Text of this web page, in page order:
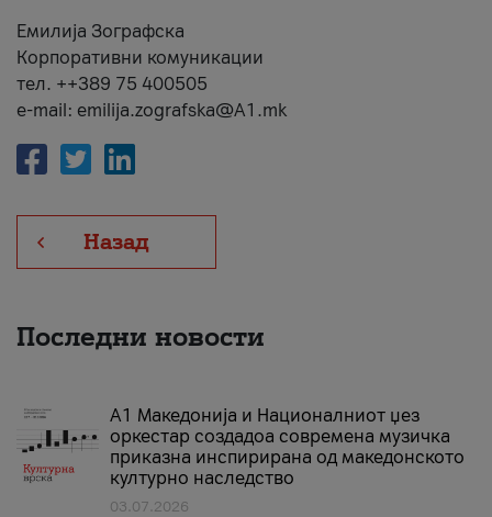
Емилија Зографска
Корпоративни комуникации
тел. ++389 75 400505
e-mail: emilija.zografska@A1.mk
Назад
Последни новости
А1 Македонија и Националниот џез
оркестар создадоа современа музичка
приказна инспирирана од македонското
културно наследство
03.07.2026